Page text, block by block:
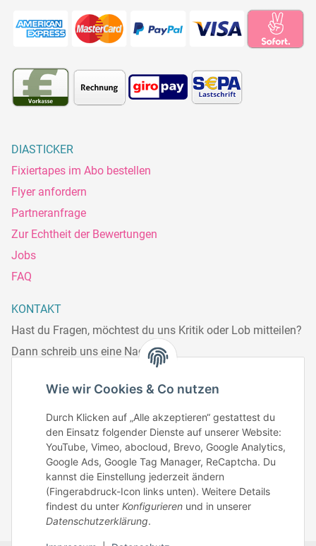
Wie wir Cookies & Co nutzen
Durch Klicken auf „Alle akzeptieren“ gestattest du
den Einsatz folgender Dienste auf unserer Website:
YouTube, Vimeo, abocloud, Brevo, Google Analytics,
Google Ads, Google Tag Manager, ReCaptcha. Du
kannst die Einstellung jederzeit ändern
(Fingerabdruck-Icon links unten). Weitere Details
findest du unter Konfigurieren und in unserer
Datenschutzerklärung.
DIASTICKER
Fixiertapes im Abo bestellen
Flyer anfordern
Partneranfrage
Zur Echtheit der Bewertungen
Jobs
FAQ
KONTAKT
Hast du Fragen, möchtest du uns Kritik oder Lob mitteilen?
Dann schreib uns eine Nachricht.
Telefonisch erreichst du uns:
Telefonnr.: 0951/70045771
Zum Kontakt